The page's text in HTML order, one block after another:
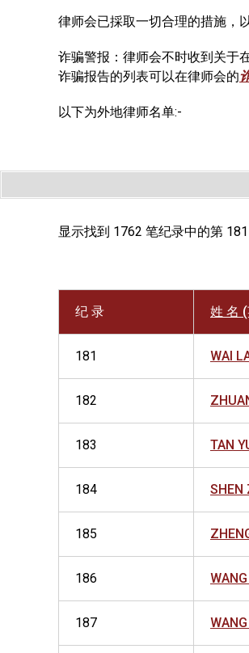
律师会已採取一切合理的措施，
诈骗警报：律师会不时收到关于
诈骗报告的列表可以在律师会的
以下为外地律师名单:-
显示找到 1762 笔纪录中的第
纪 录 姓 名
181 WAI
182
183 TAN
184 SHEN
185
186
187